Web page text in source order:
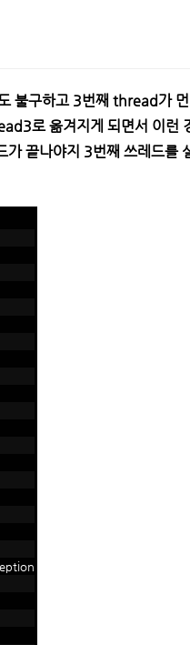
불구하고 3번째 thread가
로 옮겨지게 되면서 이런
끝나야지 3번째 쓰레드를